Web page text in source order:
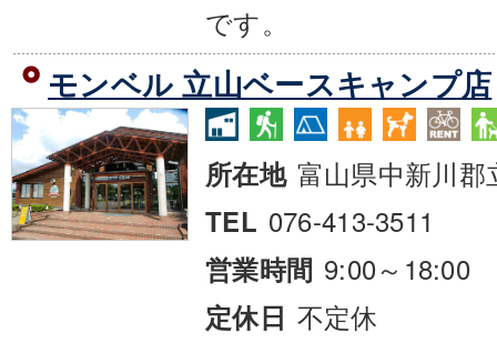
です。
モンベル 立山ベースキャンプ店
所在地 富山県中新川郡
TEL 076-413-3511
営業時間 9:00～18:00
定休日 不定休